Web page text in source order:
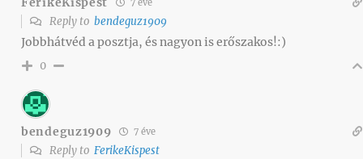
7 éve
Reply to bendeguz1909
Jobbhátvéd a posztja, és nagyon is erőszakos!:)
0
bendeguz1909 7 éve
Reply to FerikeKispest